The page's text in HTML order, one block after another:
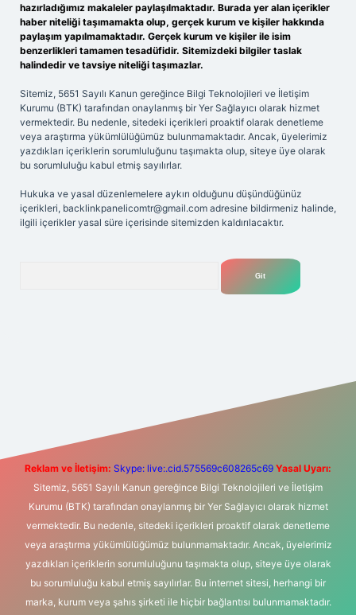
hazırladığımız makaleler paylaşılmaktadır. Burada yer alan içerikler
haber niteliği taşımamakta olup, gerçek kurum ve kişiler hakkında
paylaşım yapılmamaktadır. Gerçek kurum ve kişiler ile isim
benzerlikleri tamamen tesadüfidir. Sitemizdeki bilgiler taslak
halindedir ve tavsiye niteliği taşımazlar.
Sitemiz, 5651 Sayılı Kanun gereğince Bilgi Teknolojileri ve İletişim
Kurumu (BTK) tarafından onaylanmış bir Yer Sağlayıcı olarak hizmet
vermektedir. Bu nedenle, sitedeki içerikleri proaktif olarak denetleme
veya araştırma yükümlülüğümüz bulunmamaktadır. Ancak, üyelerimiz
yazdıkları içeriklerin sorumluluğunu taşımakta olup, siteye üye olarak
bu sorumluluğu kabul etmiş sayılırlar.
Hukuka ve yasal düzenlemelere aykırı olduğunu düşündüğünüz
içerikleri, backlinkpanelicomtr@gmail.com adresine bildirmeniz halinde,
ilgili içerikler yasal süre içerisinde sitemizden kaldırılacaktır.
m elexbet
Reklam ve İletişim: Skype: live:.cid.575569c608265c69 Yasal Uyarı:
Sitemiz, 5651 Sayılı Kanun gereğince Bilgi Teknolojileri ve İletişim
Kurumu (BTK) tarafından onaylanmış bir Yer Sağlayıcı olarak hizmet
vermektedir. Bu nedenle, sitedeki içerikleri proaktif olarak denetleme
veya araştırma yükümlülüğümüz bulunmamaktadır. Ancak, üyelerimiz
yazdıkları içeriklerin sorumluluğunu taşımakta olup, siteye üye olarak
bu sorumluluğu kabul etmiş sayılırlar. Bu internet sitesi, herhangi bir
marka, kurum veya şahıs şirketi ile hiçbir bağlantısı bulunmamaktadır.